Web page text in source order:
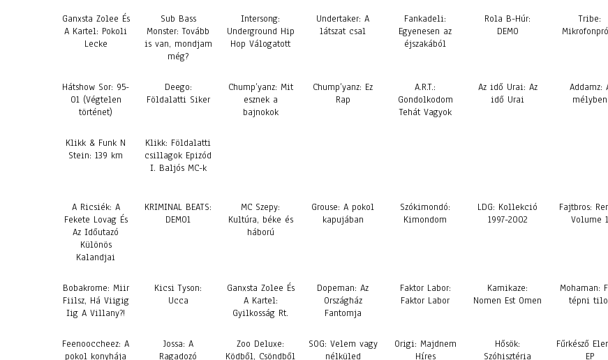
Ganxsta Zolee És
A Kartel: Pokoli
Lecke
Sub Bass
Monster: Tovább
is van, mondjam
még?
Intersong:
Underground Hip
Hop Válogatott
Undertaker: A
látszat csal
Fankadeli:
Egyenesen az
éjszakából
Rola B-Húr:
DEMO
Tribe:
Hátshow Sor: 95-
01 (Végtelen
történet)
Deego:
Földalatti Siker
Chump’yanz: Mit
esznek a
bajnokok
Chump’yanz: Ez
Rap
A.R.T.:
Gondolkodom
Tehát Vagyok
Az idő Urai: Az
idő Urai
Addamz:
mélyben
Klikk & Funk N
Stein: 139 km
Klikk: Földalatti
csillagok Epizód
I. Baljós MC-k
A Ricsiék: A
Fekete Lovag És
Az Időutazó
Különös
Kalandjai
KRIMINAL BEATS:
DEMO1
MC Szepy:
Kultúra, béke és
háború
Grouse: A pokol
kapujában
Szókimondó:
Kimondom
LDG: Kollekció
1997-2002
Fajtbros:
Volume 1
Bobakrome: Miir
Fiilsz, Há Viigig
Iig A Villany?!
Kicsi Tyson:
Ucca
Ganxsta Zolee És
A Kartel:
Gyilkosság Rt.
Dopeman: Az
Országház
Fantomja
Faktor Labor:
Faktor Labor
Kamikaze:
Nomen Est Omen
Mohaman:
tépni
Feenooccheez: A
pokol konyhája
Jossa: A
Ragadozó
Zoo Deluxe:
Ködből, Csöndből
SOG: Velem vagy
nélküled
Origi: Majdnem
Híres
Hősök:
Szóhisztéria
Fűrkésző
EP